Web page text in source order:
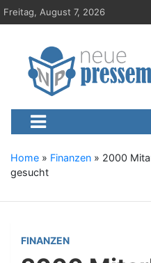
S
k
Freitag, August 7, 2026
Neue-
Presseportal,
Home » Finanzen » 2000
gesucht
FINANZEN